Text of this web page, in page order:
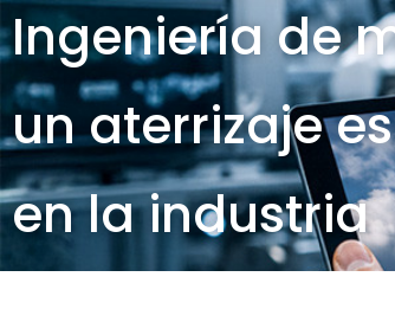
Ingeniería de
un aterrizaje
en la industria